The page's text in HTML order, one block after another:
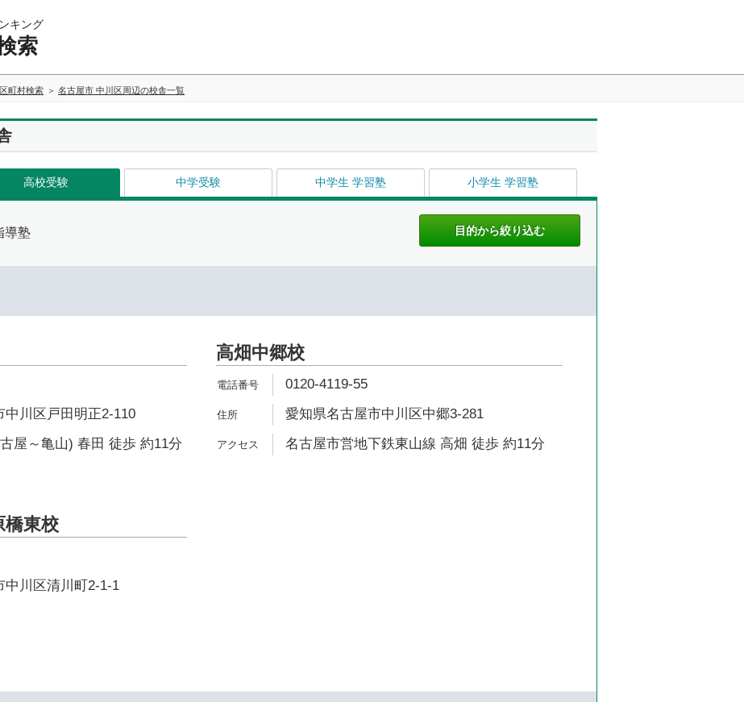
キング
索
町村検索 名古屋市 中川区周辺の校舎一覧
高校受験 中学受験 中学生 学習塾 小学生 学習塾
導塾
中川区戸田明正2-110
屋～亀山) 春田 徒歩 約11分
高畑中郷校
0120-4119-55
愛知県名古屋市中川区中郷3-281
名古屋市営地下鉄東山線 高畑 徒歩 約11分
東校
中川区清川町2-1-1